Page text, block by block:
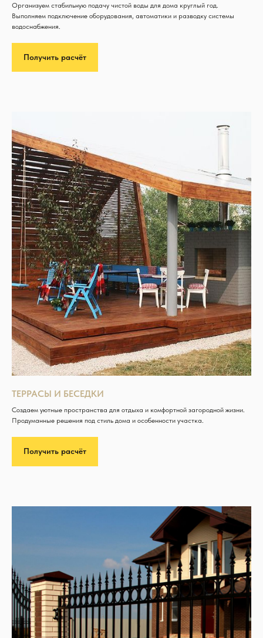
Организуем стабильную подачу чистой воды для дома круглый год.
Выполняем подключение оборудования, автоматики и разводку системы
водоснабжения.
Получить расчёт
ТЕРРАСЫ И БЕСЕДКИ
Создаем уютные пространства для отдыха и комфортной загородной жизни.
Продуманные решения под стиль дома и особенности участка.
Получить расчёт